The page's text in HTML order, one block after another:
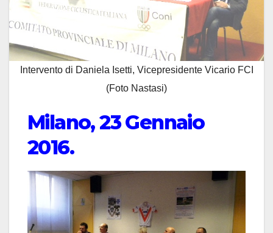
Intervento di Daniela Isetti, Vicepresidente Vicario FCI
(Foto Nastasi)
Milano, 23 Gennaio
2016.